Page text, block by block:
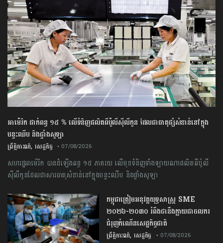
អាម៉េរិក ដាក់ពន្ធ ១៥ % លើទំនិញផលិតពីប៉ូលីស៊ីលីកូន ដែលជាធាតុផ្សំសំខាន់នៅក្នុង
បន្ទះឈីប និងផ្ទាំងសូឡា
ព្រឹត្តិការណ៍, សេដ្ឋកិច្ច • 07/08/2026
សហរដ្ឋអាម៉េរិក បានដំឡើងពន្ធ ១៥ ភាគរយ លើមុខទំនិញទាំងឡាយណាផលិតពីប៉ូលី
ស៊ីលីកូនដែលជាសារធាតុសំខាន់នៅក្នុងបន្ទះឈីប និងផ្ទាំងសូឡា
កម្ពុជា​ត្រៀមអនុវត្ត​យុទ្ធសាស្ត្រ​ ​SME​ ​
២០២៦​-​២០៣០​ រំពឹងថានឹងក្លាយ​ជា​ចលករ​
ជំរុញ​កំណើន​សេដ្ឋកិច្ច​ជាតិ​
ព្រឹត្តិការណ៍, សេដ្ឋកិច្ច • 07/08/2026